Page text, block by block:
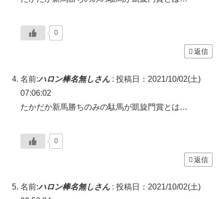
0
返信
名前:ハロン棒名無しさん : 投稿日：2021/10/02(土)
07:06:02
たかだか新馬勝ちのみの駄馬が凱旋門賞とは…
0
返信
名前:ハロン棒名無しさん : 投稿日：2021/10/02(土)